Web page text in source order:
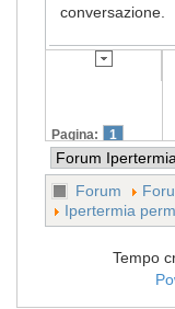
conversazione.
Pagina: 1
Forum
Ipertermia
Tempo